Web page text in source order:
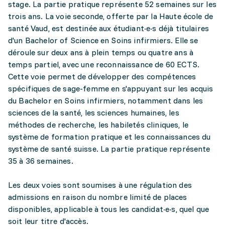
stage. La partie pratique représente 52 semaines sur les
trois ans. La voie seconde, offerte par la Haute école de
santé Vaud, est destinée aux étudiant·e·s déjà titulaires
d'un Bachelor of Science en Soins infirmiers. Elle se
déroule sur deux ans à plein temps ou quatre ans à
temps partiel, avec une reconnaissance de 60 ECTS.
Cette voie permet de développer des compétences
spécifiques de sage-femme en s'appuyant sur les acquis
du Bachelor en Soins infirmiers, notamment dans les
sciences de la santé, les sciences humaines, les
méthodes de recherche, les habiletés cliniques, le
système de formation pratique et les connaissances du
système de santé suisse. La partie pratique représente
35 à 36 semaines.
Les deux voies sont soumises à une régulation des
admissions en raison du nombre limité de places
disponibles, applicable à tous les candidat·e·s, quel que
soit leur titre d'accès.